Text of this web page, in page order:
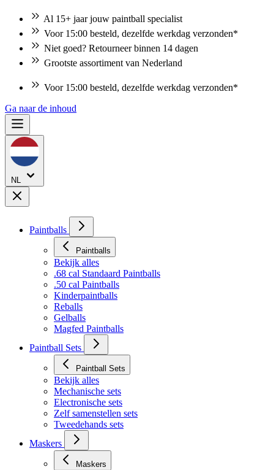
Al 15+ jaar jouw paintball specialist
Voor 15:00 besteld, dezelfde werkdag verzonden*
Niet goed? Retourneer binnen 14 dagen
Grootste assortiment van Nederland
Voor 15:00 besteld, dezelfde werkdag verzonden*
Ga naar de inhoud
NL
Paintballs
Paintballs
Bekijk alles
.68 cal Standaard Paintballs
.50 cal Paintballs
Kinderpaintballs
Reballs
Gelballs
Magfed Paintballs
Paintball Sets
Paintball Sets
Bekijk alles
Mechanische sets
Electronische sets
Zelf samenstellen sets
Tweedehands sets
Maskers
Maskers